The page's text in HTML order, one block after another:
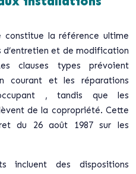
la référence ultime
et de modification
clauses types prévoient
courant et les réparations
, tandis que les
de la copropriété. Cette
du 26 août 1987 sur les
incluent des dispositions